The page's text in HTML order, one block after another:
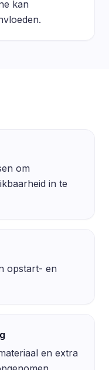
kan
om
in te
opstart- en
en extra